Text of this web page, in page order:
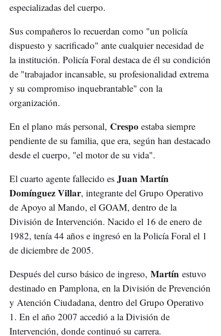
especializadas del cuerpo.
Sus compañeros lo recuerdan como "un policía
dispuesto y sacrificado" ante cualquier necesidad de
la institución. Policía Foral destaca de él su condición
de "trabajador incansable, su profesionalidad extrema
y su compromiso inquebrantable" con la
organización.
En el plano más personal, Crespo estaba siempre
pendiente de su familia, que era, según han destacado
desde el cuerpo, "el motor de su vida".
El cuarto agente fallecido es Juan Martín
Domínguez Villar, integrante del Grupo Operativo
de Apoyo al Mando, el GOAM, dentro de la
División de Intervención. Nacido el 16 de enero de
1982, tenía 44 años e ingresó en la Policía Foral el 1
de diciembre de 2005.
Después del curso básico de ingreso, Martín estuvo
destinado en Pamplona, en la División de Prevención
y Atención Ciudadana, dentro del Grupo Operativo
1. En el año 2007 accedió a la División de
Intervención, donde continuó su carrera.